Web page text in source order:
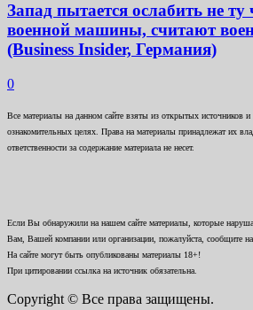
Запад пытается ослабить не ту
военной машины, считают
(Business Insider, Германия)
0
Все материалы на данном сайте взяты из открытых источников
ознакомительных целях. Права на материалы принадлежат их
ответственности за содержание материала не несет.
Если Вы обнаружили на нашем сайте материалы, которые
Вам, Вашей компании или организации, пожалуйста, сообщите
На сайте могут быть опубликованы материалы 18+!
При цитировании ссылка на источник обязательна.
Copyright © Все права защищены.